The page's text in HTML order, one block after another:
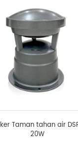
Taman tahan air
20W